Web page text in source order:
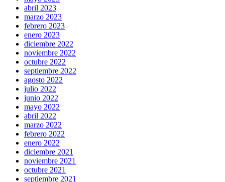
abril 2023
marzo 2023
febrero 2023
enero 2023
diciembre 2022
noviembre 2022
octubre 2022
septiembre 2022
agosto 2022
julio 2022
junio 2022
mayo 2022
abril 2022
marzo 2022
febrero 2022
enero 2022
diciembre 2021
noviembre 2021
octubre 2021
septiembre 2021